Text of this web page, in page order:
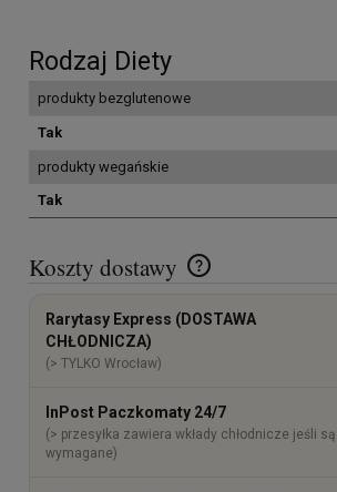
Rodzaj Diety
produkty bezglutenowe
Tak
produkty wegańskie
Tak
Koszty dostawy
Cena nie zawiera ewentualnych kosztów
Rarytasy Express (DOSTAWA
CHŁODNICZA)
(> TYLKO Wrocław)
InPost Paczkomaty 24/7
(> przesyłka zawiera wkłady chłodnicze jeśli są
wymagane)